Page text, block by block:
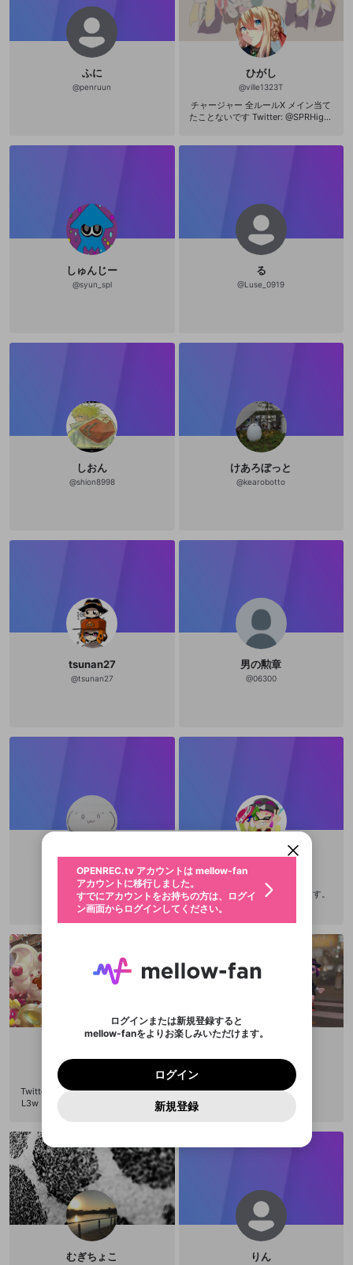
それとこのチャンネルでは皆様に楽
しんで頂けるよう いろんなジャンル
のゲームに触れていこうと思ってお
ります。 各サイトから来てくれてフ
ォローしてくれた方々にも感謝で
で宜しく！ 用があれば個チャどうぞ
コメは自由！ みんなでOPENRECを
サイコブレイク AGENTMAYHEM DO
？？？？？？ OPENREC様返答&対
応ありがとうございます。 (ゲーム投
稿スピードが遅いですが、作業(レベ
ル上げなど)な所で何時間も掛かって
いるので視聴者の皆様ご理解お願い
します) クリエイター活動も始めるた
め投稿スピードが更に遅れます。 (動
画投稿止めております) また投稿する
ふに
@penruun
ひがし
@ville1323T
チャージャー 全ルールX メイン当て
たことないです Twitter: @SPRHigas
しゅんじー
@syun_spl
る
@Luse_0919
しおん
@shion8998
けあろぼっと
@kearobotto
tsunan27
@tsunan27
男の勲章
@06300
simotukiooo @lalachan9
ららちっていいますお願いします。
👼まり👼
Twitterアカウント @bNdwg1SInOfg
L3w スプラ､ポケモン､マスターボー
ル級 配信先 まり「ランクマシーズ
トモンスター ソード・シールド http
s://www.openrec.tv/live/gkrp9617w
85
ちゃんもも
むぎちょこ りん
チームメンバーに追加しますか？
キャンセル はい
ブロックリストに追加しますか？
キャンセル OK
この動画の公開は終了しました
OK
ファンレター
応援している配信者にファンレターを送ることがで
※ファンレター機能は有料サービスです。
ファンレターを作成
固定動画に設定
マイページに表示されている動画 (ライブ配信、配
信予定、アーカイブ、アップロード動画) をページ
のトップに1つ固定できます。動画タイトル横のメ
ニューより設定することができます。
動画プレイリストを選択
動画のプレイリストを一つ選択すると、そのプレイ
ることができます。
動画プレイリストを選択
選択できるプレイリストがありません。
動画プレイリストがありません
閉じる
ポイントが不足しています
ご確認ください
した。 サービスを利用するには変更後の内容を
を確認しました。
確認しました
OPENREC.tv アカウントは mellow-fan
アカウントに移行しました。
すでにアカウントをお持ちの方は、ログイ
新規登録
メールアドレスで新規登録
または
Google
Yahoo! JAPAN
Appleでサインアップ
mellow-fanの利用規約・プライバシーポリシー
サービスとのID連携に関する同意事項
で、次にお進みください
@
次にお進みください。
アカウント作成
mellow-fanからのお得な情報をメールで受
け取る
OPENREC.tvアカウントはmellow-fanア
カウントに統合しました。
こちらからOPENREC.tvでログイン中のア
ログイン
メールアドレスでログイン
または
Google
Yahoo! JAPAN
Appleでサインイン
mellow-fanの利用規約・プライバシーポリシー
サービスとのID連携に関する同意事項
で、次にお進みください
ログイン
ログイン
パスワードを忘れた方はこちら
アカウントをお持ちですか？アカウントを作成する
OPENREC.tv アカウントは mellow-fan
アカウントに移行しました。
すでにアカウントをお持ちの方は、ログイ
ン画面からログインしてください。
ログインまたは新規登録すると
mellow-fanをよりお楽しみいただけます。
ログイン
新規登録
登録したメールアドレスを入力し、送信してくださ
再設定する
入力していただいたメールアドレ
スに、パスワード再設定用URLを
のでご確認ください
OK
パーソナルデータの登録
年 月
生年月は登録後に変更できません。
お住まいの地域
ご登録いただいた情報はサービスの向上を目的
として使用いたします。
一部サービスをご利用いただくには、生年月の
登録が必要です。
登録
あとで登録
認証コードの入力
メイン及びcs.openrec.co.jpドメイン）が受信拒否設
定に含まれていないかご確認ください。
入力
セッションの有効期限が切れたた
プレミアム会員に入会
不適切なユーザーとして報告しま
すか？
問題を選択してください
わいせつな表現
著作権の侵害
なりすまし行為
出会いを誘導する行為
ねずみ講やマルチ商法
誤解を招く配信設定
ゲームの録画禁止区域の配信
0
報告された問題については、利用規約に違反しているか
どうかをスタッフが確認します。
用することは、利用規約違反になります。
送信
サブスクシェア
閉じる
限定コミュニティ参加方法
Discordアカウントをお持ちでない方
Discordアカウントを作成
Discordは第三者が提供するコミュニティーサービスで、
mellow-fanとは関わりがありません。Discordに関してのお
問い合わせにはお答えすることができません。Discordの仕
様変更により、限定コミュニティ特典の提供が終了する可能
します。
外部サービスとのID連携に関する同意事項
Discordとは？ Discordに参加する